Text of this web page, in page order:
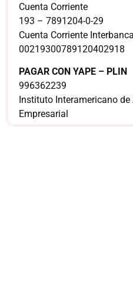
Cuenta Corriente
193 – 7891204-0-29
Cuenta Corriente
00219300789120402918
PAGAR CON YAPE – PLIN
996362239
Instituto Interamericano de
Empresarial